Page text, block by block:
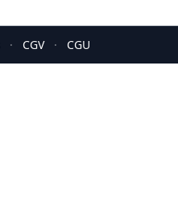
· CGV · CGU